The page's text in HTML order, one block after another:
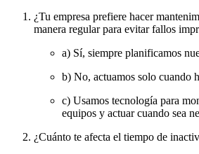
¿Tu empresa prefiere hacer
manera regular para evitar fallos
a) Sí, siempre planificamos
b) No, actuamos solo cuando
c) Usamos tecnología para
equipos y actuar cuando sea
¿Cuánto te afecta el tiempo de